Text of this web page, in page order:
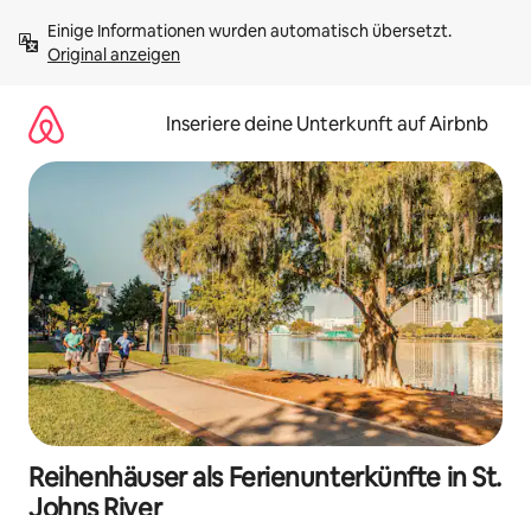
Inhalten
springenOriginal anzeigen
Inseriere deine Unterkunft auf Airbnb
Reihenhäuser als Ferienunterkünfte in St.